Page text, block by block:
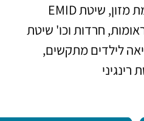
רגישויות, אלרגיות והתאמת מזון, שיטת EMID
חרדות וכו' שיטת
לילדים מתקשים,